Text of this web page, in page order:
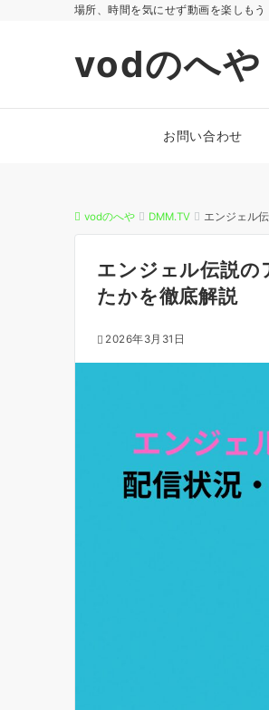
場所、時間を気にせず動画を楽しもう
vodのへや
お問い合わせ
vodのへや DMM.TV エンジェル
エンジェル伝説の
たかを徹底解説
2026年3月31日